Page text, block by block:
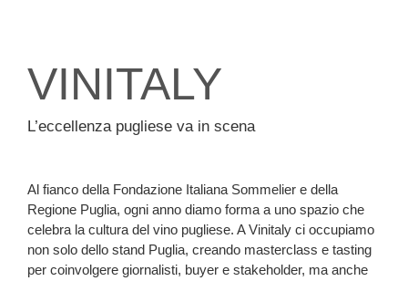
VINITALY
L’eccellenza pugliese va in scena
Al fianco della Fondazione Italiana Sommelier e della
Regione Puglia, ogni anno diamo forma a uno spazio che
celebra la cultura del vino pugliese. AVinitaly ci occupiamo
non solo dello stand Puglia, creando masterclass e tasting
per coinvolgere giornalisti, buyer e stakeholder, ma anche